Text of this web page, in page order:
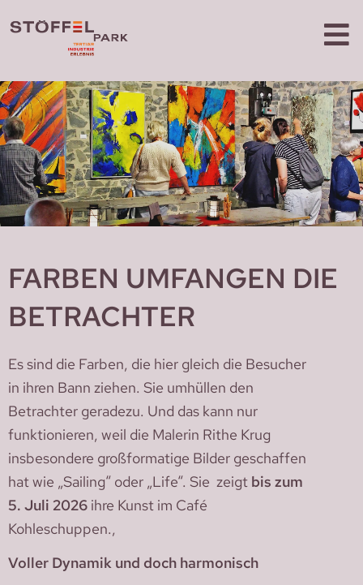
FARBEN UMFANGEN DIE
BETRACHTER
Es sind die Farben, die hier gleich die Besucher
in ihren Bann ziehen. Sie umhüllen den
Betrachter geradezu. Und das kann nur
funktionieren, weil die Malerin Rithe Krug
insbesondere großformatige Bilder geschaffen
hat wie „Sailing“ oder „Life“. Sie zeigt bis zum
5. Juli 2026 ihre Kunst im Café
Kohleschuppen.,
Voller Dynamik und doch harmonisch